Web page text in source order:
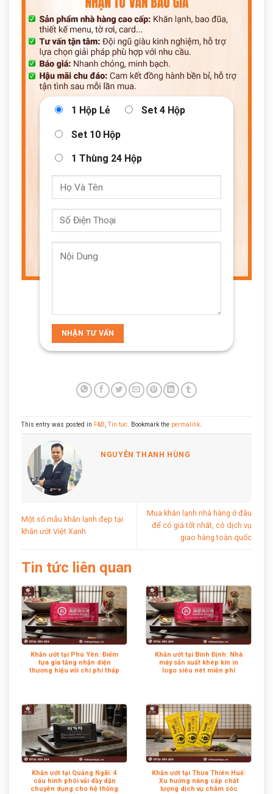
1 Hộp Lẻ Set 4 Hộp
Set 10 Hộp
1 Thùng 24 Hộp
This entry was posted in F&B ,Tin tức . Bookmark the permalink
NGUYỄN THANH HÙNG
Một số mẫu khăn lạnh đẹp tại
khăn ướt Việt Xanh
Mua khăn lạnh nhà hàng ở đâu
để có giá tốt nhất, có dịch vụ
giao hàng toàn quốc
Tin tức liên quan
Khăn ướt tại Phú Yên: Điểm
tựa gia tăng nhận diện
thương hiệu với chi phí thấp
Khăn ướt tại Bình Định: Nhà
máy sản xuất khép kín in
logo siêu nét miễn phí
Khăn ướt tại Quảng Ngãi: 4
cấu hình phôi vải dầy dặn
chuyên dụng cho hệ thống
Khăn ướt tại Thừa Thiên Huế:
Xu hướng nâng cấp chất
lượng dịch vụ chăm sóc